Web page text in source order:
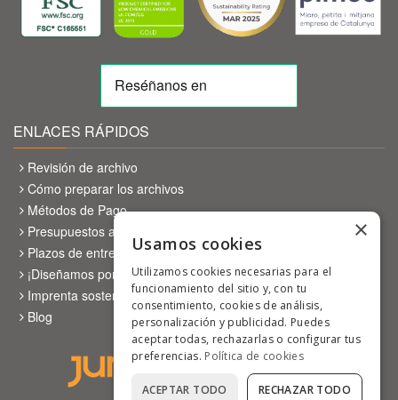
ENLACES RÁPIDOS
Revisión de archivo
Cómo preparar los archivos
Métodos de Pago
Presupuestos a medida
Plazos de entrega
¡Diseñamos por ti!
Imprenta sostenible
Blog
×
Usamos cookies
Utilizamos cookies necesarias para el
funcionamiento del sitio y, con tu
consentimiento, cookies de análisis,
personalización y publicidad. Puedes
aceptar todas, rechazarlas o configurar tus
preferencias. Política de cookies
ACEPTAR TODO RECHAZAR TODO